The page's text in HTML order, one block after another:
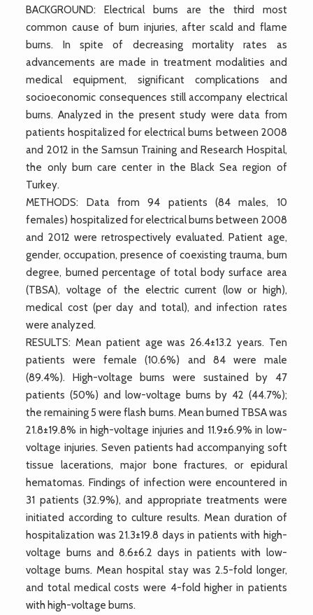
BACKGROUND: Electrical burns are the third most
common cause of burn injuries, after scald and flame
burns. In spite of decreasing mortality rates as
advancements are made in treatment modalities and
medical equipment, significant complications and
socioeconomic consequences still accompany electrical
burns. Analyzed in the present study were data from
patients hospitalized for electrical burns between 2008
and 2012 in the Samsun Training and Research Hospital,
the only burn care center in the Black Sea region of
Turkey.
METHODS: Data from 94 patients (84 males, 10
females) hospitalized for electrical burns between 2008
and 2012 were retrospectively evaluated. Patient age,
gender, occupation, presence of coexisting trauma, burn
degree, burned percentage of total body surface area
(TBSA), voltage of the electric current (low or high),
medical cost (per day and total), and infection rates
were analyzed.
RESULTS: Mean patient age was 26.4±13.2 years. Ten
patients were female (10.6%) and 84 were male
(89.4%). High-voltage burns were sustained by 47
patients (50%) and low-voltage burns by 42 (44.7%);
the remaining 5 were flash burns. Mean burned TBSA was
21.8±19.8% in high-voltage injuries and 11.9±6.9% in low-
voltage injuries. Seven patients had accompanying soft
tissue lacerations, major bone fractures, or epidural
hematomas. Findings of infection were encountered in
31 patients (32.9%), and appropriate treatments were
initiated according to culture results. Mean duration of
hospitalization was 21.3±19.8 days in patients with high-
voltage burns and 8.6±6.2 days in patients with low-
voltage burns. Mean hospital stay was 2.5-fold longer,
and total medical costs were 4-fold higher in patients
with high-voltage burns.